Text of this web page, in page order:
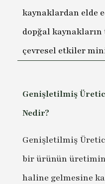
kaynaklardan elde
dopğal
çevresel etkiler
Genişletilmiş
Nedir?
Genişletilmiş
bir ürünün
haline gelmesine